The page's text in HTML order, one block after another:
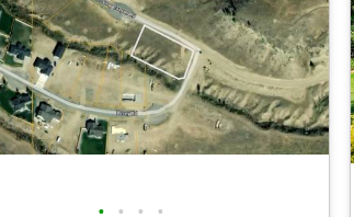
• • • •